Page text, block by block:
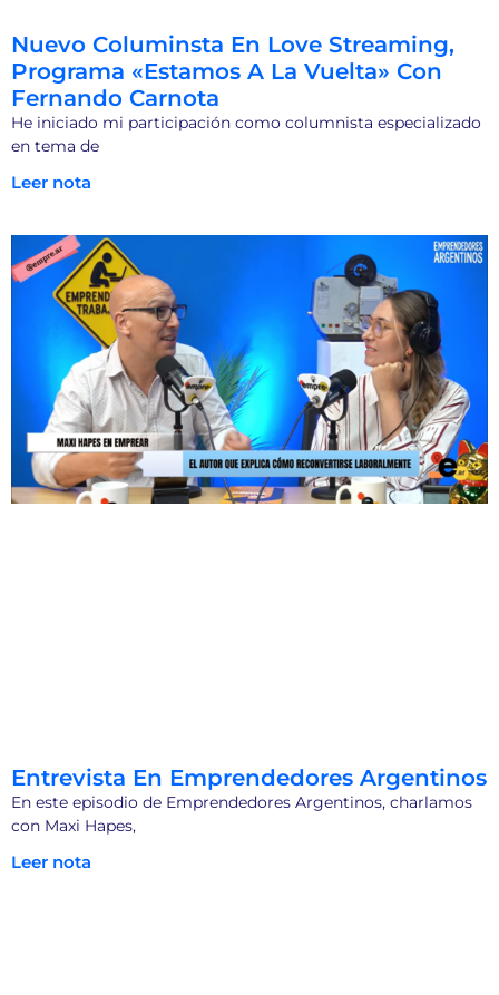
Nuevo Columinsta En Love Streaming,
Programa «Estamos A La Vuelta» Con
Fernando Carnota
He iniciado mi participación como columnista especializado
en tema de
Leer nota
Entrevista En Emprendedores Argentinos
En este episodio de Emprendedores Argentinos, charlamos
con Maxi Hapes,
Leer nota